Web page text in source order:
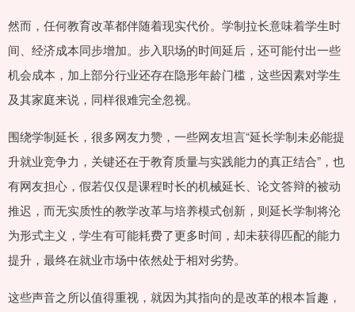
然而，任何教育改革都伴随着现实代价。学制拉长意味着学生时
间、经济成本同步增加。步入职场的时间延后，还可能付出一些
机会成本，加上部分行业还存在隐形年龄门槛，这些因素对学生
及其家庭来说，同样很难完全忽视。
围绕学制延长，很多网友力赞，一些网友坦言“延长学制未必能提
升就业竞争力，关键还在于教育质量与实践能力的真正结合”，也
有网友担心，假若仅仅是课程时长的机械延长、论文答辩的被动
推迟，而无实质性的教学改革与培养模式创新，则延长学制将沦
为形式主义，学生有可能耗费了更多时间，却未获得匹配的能力
提升，最终在就业市场中依然处于相对劣势。
这些声音之所以值得重视，就因为其指向的是改革的根本旨趣，